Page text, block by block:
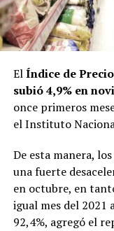
ElÍndice de
subió 4,9% en
once primeros
el Instituto
De esta manera,
una fuerte
en octubre, en
igual mes del 2021
92,4%, agregó el